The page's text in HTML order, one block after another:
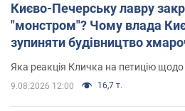
Києво-Печерську лавру
"монстром"? Чому влада
зупиняти будівництво
вірянина"
Яка реакція Кличка на петицію
9.08.2026 12:00 16,7 т.